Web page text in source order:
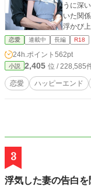
うに深
いた関
浮かび
そ、自
力者と共
のやり
手です
を。
恋愛 連載中 長編 R18
24h.ポイント 562pt
小説 2,405 位 / 228,585
恋愛 ハッピーエンド
3
浮気した妻の告白を